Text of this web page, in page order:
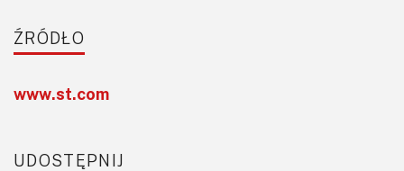
ŹRÓDŁO
www.st.com
UDOSTĘPNIJ